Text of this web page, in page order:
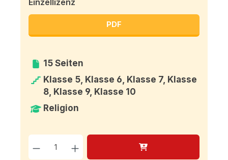
PDF
15 Seiten
Klasse 5, Klasse 6, Klasse 7, Klasse
8, Klasse 9, Klasse 10
Religion
Produkt Anzahl: Gib den